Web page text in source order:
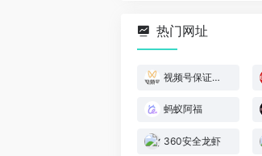
热门网址
视频号保证金规则
蚂蚁阿福
360安全龙虾